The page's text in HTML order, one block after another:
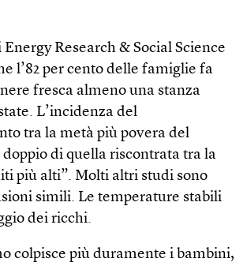
Research & Social Science
l’82 per cento delle famiglie fa
fresca almeno una stanza
L’incidenza del
tra la metà più povera del
di quella riscontrata tra la
più alti”. Molti altri studi sono
simili. Le temperature stabili
dei ricchi.
colpisce più duramente i bambini,